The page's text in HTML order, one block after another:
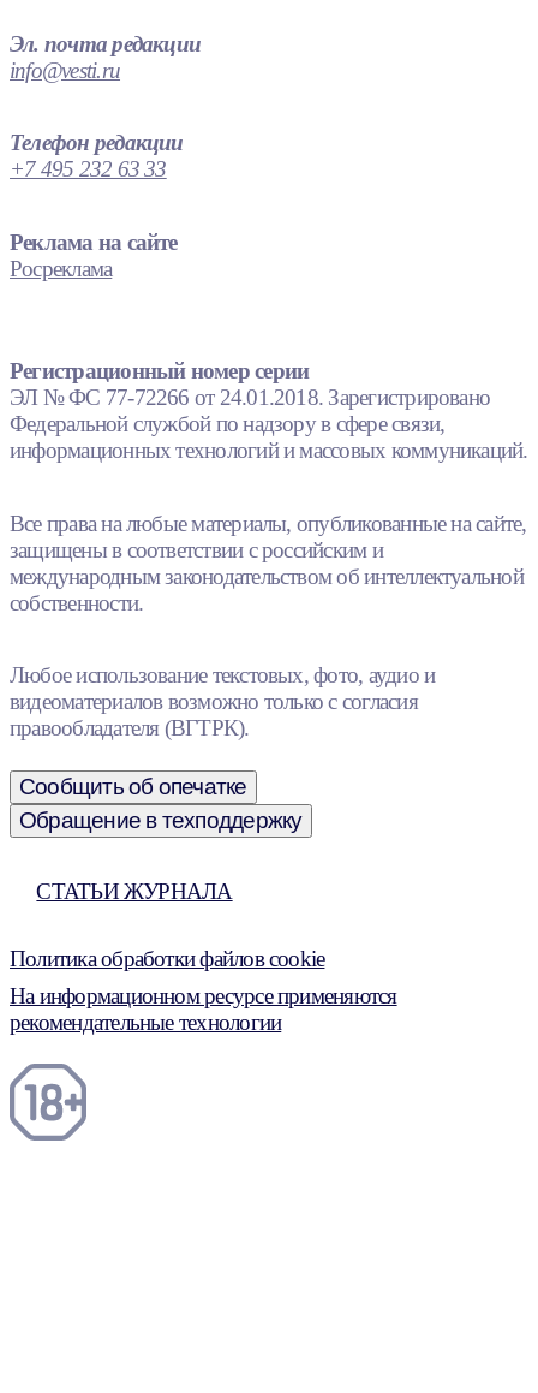
Эл. почта редакции
info@vesti.ru
Телефон редакции
+7 495 232 63 33
Реклама на сайте
Росреклама
Регистрационный номер серии
ЭЛ № ФС 77-72266 от 24.01.2018. Зарегистрировано
Федеральной службой по надзору в сфере связи,
информационных технологий и массовых коммуникаций.
Все права на любые материалы, опубликованные на сайте,
защищены в соответствии с российским и
международным законодательством об интеллектуальной
собственности.
Любое использование текстовых, фото, аудио и
видеоматериалов возможно только с согласия
правообладателя (ВГТРК).
Сообщить об опечатке
Обращение в техподдержку
СТАТЬИ ЖУРНАЛА
Политика обработки файлов cookie
На информационном ресурсе применяются
рекомендательные технологии